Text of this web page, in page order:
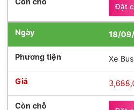
Đặt
18/
Xe